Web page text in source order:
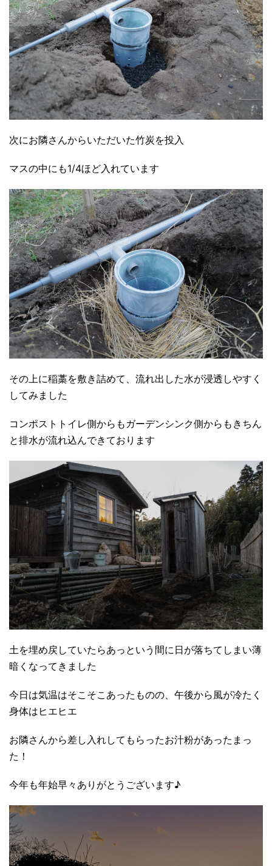
次にお隣さんからいただいた竹炭を投入
マスの中にも1/4ほど入れています
その上に稲藁を敷き詰めて、流れ出した水が浸透しやすく
してみました
コンポストトイレ側からもガーデンシンク側からもきちん
と排水が流れ込んできております
土を埋め戻していたらあっという間に日が落ちてしまい薄
暗くなってきました
今日は気温はそこそこあったものの、午後から風が冷たく
身体はヒエヒエ
お隣さんから差し入れしてもらったお汁粉があったまっ
た！
今年も年始早々ありがとうございます♪